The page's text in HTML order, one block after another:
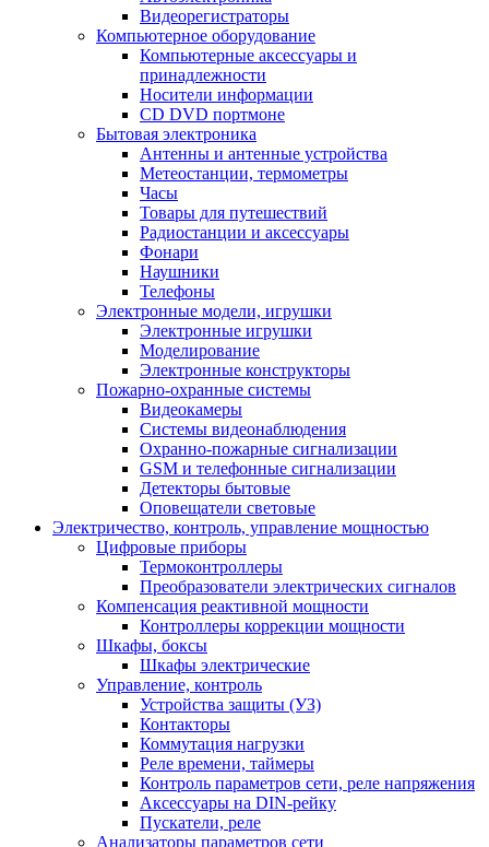
Видеорегистраторы
Компьютерное оборудование
Компьютерные аксессуары и
принадлежности
Носители информации
CD DVD портмоне
Бытовая электроника
Антенны и антенные устройства
Метеостанции, термометры
Часы
Товары для путешествий
Радиостанции и аксессуары
Фонари
Наушники
Телефоны
Электронные модели, игрушки
Электронные игрушки
Моделирование
Электронные конструкторы
Пожарно-охранные системы
Видеокамеры
Системы видеонаблюдения
Охранно-пожарные сигнализации
GSM и телефонные сигнализации
Детекторы бытовые
Оповещатели световые
Электричество, контроль, управление мощностью
Цифровые приборы
Термоконтроллеры
Преобразователи электрических сигналов
Компенсация реактивной мощности
Контроллеры коррекции мощности
Шкафы, боксы
Шкафы электрические
Управление, контроль
Устройства защиты (УЗ)
Контакторы
Коммутация нагрузки
Реле времени, таймеры
Контроль параметров сети, реле напряжения
Аксессуары на DIN-рейку
Пускатели, реле
Анализаторы параметров сети